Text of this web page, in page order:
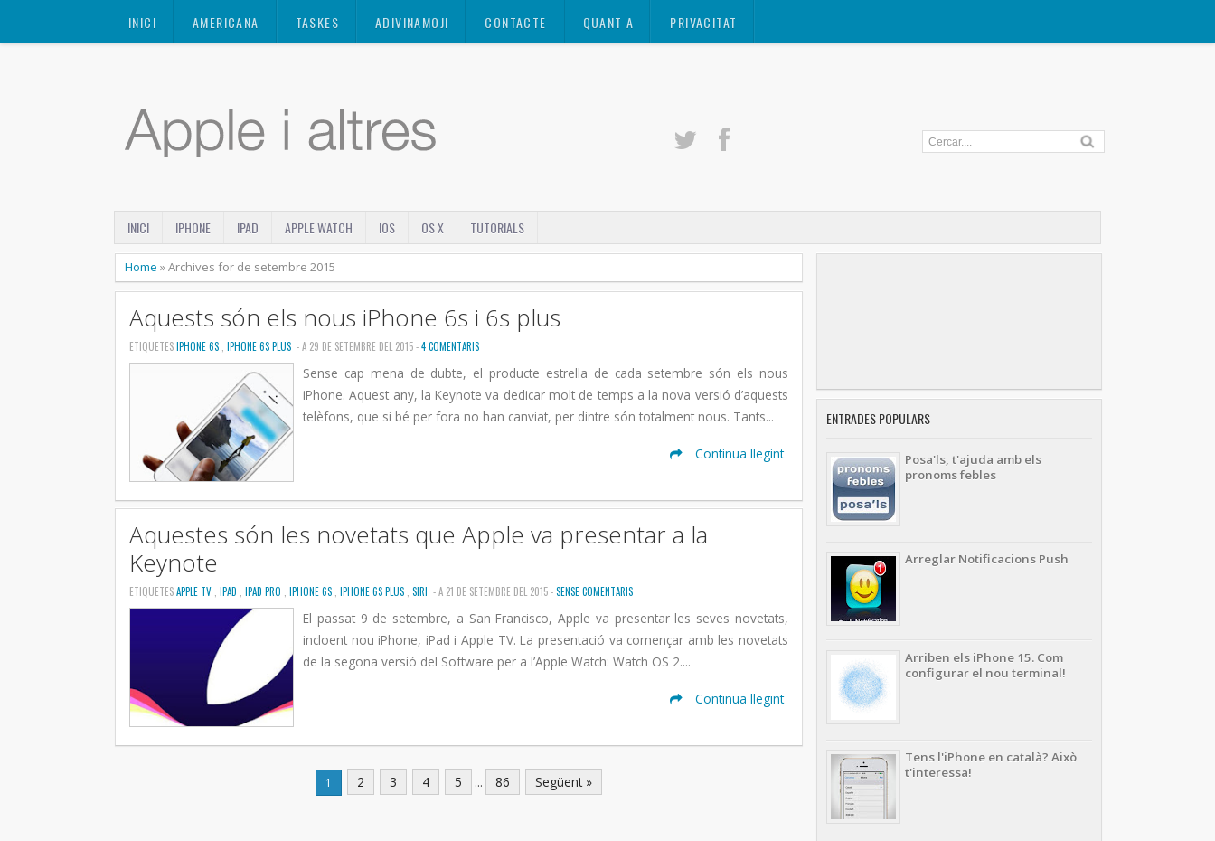
INICI AMERICANA TASKES ADIVINAMOJI CONTACTE QUANT A PRIVACITAT
INICI IPHONE IPAD APPLE WATCH IOS OS X TUTORIALS
Home »Archives for de setembre 2015
Aquests són els nous iPhone 6s i 6s plus
ETIQUETESIPHONE 6S IPHONE 6S PLUS - A 29 DE SETEMBRE DEL 2015 -4 COMENTARIS
Sense cap mena de dubte, el producte estrella de cada setembre són els nous
iPhone. Aquest any, la Keynote va dedicar molt de temps a la nova versió d’aquests
telèfons, que si bé per fora no han canviat, per dintre són totalment nous. Tants...
Continua llegint
Aquestes són les novetats que Apple va presentar a la
Keynote
ETIQUETESAPPLE TV IPAD IPAD PRO IPHONE 6S IPHONE 6S PLUS SIRI - A 21 DE SETEMBRE DEL 2015 -SENSE COMENTARIS
El passat 9 de setembre, a San Francisco, Apple va presentar les seves novetats,
incloent nou iPhone, iPad i Apple TV. La presentació va començar amb les novetats
de la segona versió del Software per a l’Apple Watch: Watch OS 2....
Continua llegint
1 2 3 4 5 ... 86 Següent »
ENTRADES POPULARS
Posa'ls, t'ajuda amb els
pronoms febles
Arreglar Notificacions Push
Arriben els iPhone 15. Com
configurar el nou terminal!
Tens l'iPhone en català? Això
t'interessa!